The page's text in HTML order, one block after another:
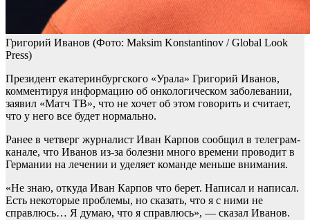
Григорий Иванов (Фото: Maksim Konstantinov / Global Look
Press)
Президент екатеринбургского «Урала» Григорий Иванов,
комментируя информацию об онкологическом заболевании,
заявил «Матч ТВ», что не хочет об этом говорить и считает,
что у него все будет нормально.
Ранее в четверг журналист Иван Карпов сообщил в телеграм-
канале, что Иванов из-за болезни много времени проводит в
Германии на лечении и уделяет команде меньше внимания.
«Не знаю, откуда Иван Карпов что берет. Написал и написал.
Есть некоторые проблемы, но сказать, что я с ними не
справлюсь… Я думаю, что я справлюсь», — сказал Иванов.